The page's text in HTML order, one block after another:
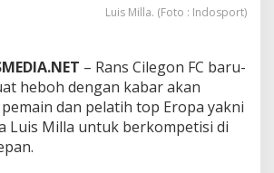
t
a
n
g
k
a
Luis Milla. (Foto : Indosport)
– Rans Cilegon FC baru-
heboh dengan kabar akan
dan pelatih top Eropa yakni
Luis Milla untuk berkompetisi di